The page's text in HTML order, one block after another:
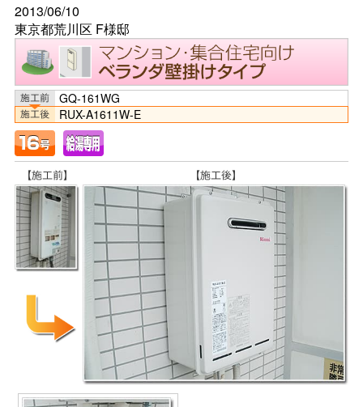
2013/06/10
東京都荒川区 F様邸
GQ-161WG
RUX-A1611W-E